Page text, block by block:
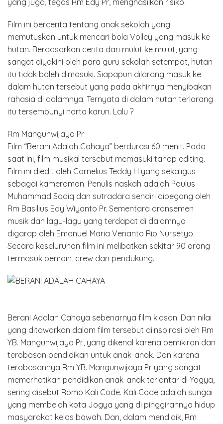
yang juga, tegas Rm Edy Pr, menghasilkan risiko.
Film ini bercerita tentang anak sekolah yang
memutuskan untuk mencari bola Volley yang masuk ke
hutan. Berdasarkan cerita dari mulut ke mulut, yang
sangat diyakini oleh para guru sekolah setempat, hutan
itu tidak boleh dimasuki. Siapapun dilarang masuk ke
dalam hutan tersebut yang pada akhirnya menyibakan
rahasia di dalamnya. Ternyata di dalam hutan terlarang
itu tersembunyi harta karun. Lalu ?
Rm Mangunwijaya Pr
Film “Berani Adalah Cahaya” berdurasi 60 menit. Pada
saat ini, film musikal tersebut memasuki tahap editing.
Film ini diedit oleh Cornelius Teddy H yang sekaligus
sebagai kameraman. Penulis naskah adalah Paulus
Muhammad Sodiq dan sutradara sendiri dipegang oleh
Rm Basilius Edy Wiyanto Pr. Sementara aransemen
musik dan lagu-lagu yang terdapat di dalamnya
digarap oleh Emanuel Maria Venanto Rio Nursetyo.
Secara keseluruhan film ini melibatkan sekitar 90 orang
termasuk pemain, crew dan pendukung.
Berani Adalah Cahaya sebenarnya film kiasan. Dan nilai
yang ditawarkan dalam film tersebut diinspirasi oleh Rm
YB. Mangunwijaya Pr, yang dikenal karena pemikiran dan
terobosan pendidikan untuk anak-anak. Dan karena
terobosannya Rm YB. Mangunwijaya Pr yang sangat
memerhatikan pendidikan anak-anak terlantar di Yogya,
sering disebut Romo Kali Code. Kali Code adalah sungai
yang membelah kota Jogya yang di pinggirannya hidup
masyarakat kelas bawah. Dan, dalam mendidik, Rm